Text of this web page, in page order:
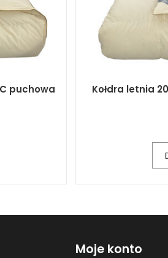
puchowa
Kołdra letnia
Moje konto